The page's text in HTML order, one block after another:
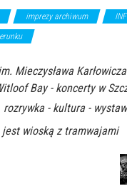
imprezy archiwum
Mieczysława
Bay - koncerty w
rozrywka - kultura -
jest wioską z tramwajami